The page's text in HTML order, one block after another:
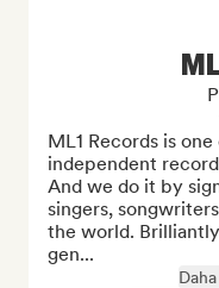
ML1 Records is
independent
And we do it by
singers,
the world.
gen...